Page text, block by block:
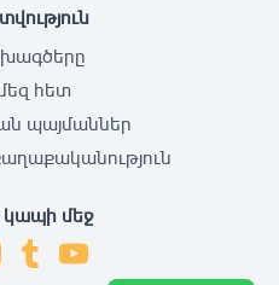
հետ
պայմաններ
մեջ